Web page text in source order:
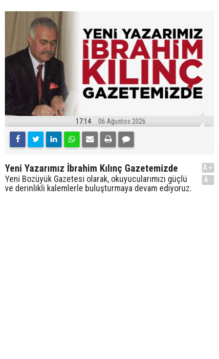
17:14 06 Ağustos 2026
Yeni Yazarımız İbrahim Kılınç Gazetemizde
Yeni Bozüyük Gazetesi olarak, okuyucularımızı güçlü
ve derinlikli kalemlerle buluşturmaya devam ediyoruz.
A+
A-